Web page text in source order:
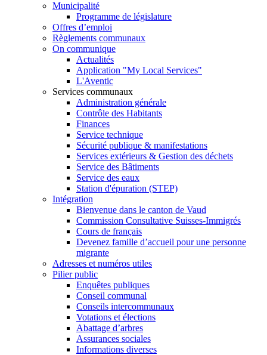
Municipalité
Programme de législature
Offres d’emploi
Règlements communaux
On communique
Actualités
Application "My Local Services"
L'Aventic
Services communaux
Administration générale
Contrôle des Habitants
Finances
Service technique
Sécurité publique & manifestations
Services extérieurs & Gestion des déchets
Service des Bâtiments
Service des eaux
Station d'épuration (STEP)
Intégration
Bienvenue dans le canton de Vaud
Commission Consultative Suisses-Immigrés
Cours de français
Devenez famille d’accueil pour une personne
migrante
Adresses et numéros utiles
Pilier public
Enquêtes publiques
Conseil communal
Conseils intercommunaux
Votations et élections
Abattage d’arbres
Assurances sociales
Informations diverses